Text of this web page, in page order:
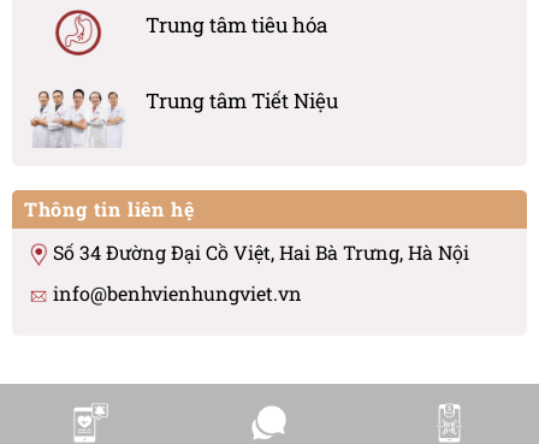
Trung tâm tiêu hóa
Trung tâm Tiết Niệu
Thông tin liên hệ
Số 34 Đường Đại Cồ Việt, Hai Bà Trưng, Hà Nội
info@benhvienhungviet.vn